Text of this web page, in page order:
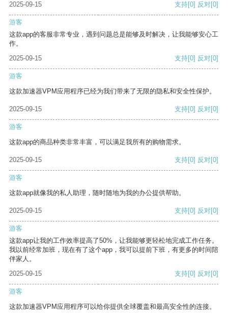
2025-09-15
支持[0] 反对[0]
游客
这款app的客服非常专业，遇到问题总是能够及时解决，让我能够安心工
作。
2025-09-15
支持[0] 反对[0]
游客
这款加速器VPM应用程序已经为我们带来了无限的隐私和安全性保护。
2025-09-15 支持[0] 反对[0]
游客
这款app的商品种类非常丰富，可以满足我所有的购物需求。
2025-09-15 支持[0] 反对[0]
游客
这款app就像我的私人助理，随时随地为我的办公提供帮助。
2025-09-15 支持[0] 反对[0]
游客
这款app让我的工作效率提高了50%，让我能够更轻松地完成工作任务。
我以前经常加班，现在有了这个app，我可以提前下班，有更多的时间陪
伴家人。
2025-09-15
支持[0] 反对[0]
游客
这款加速器VPM应用程序可以给你提供全球覆盖和最高安全性的连接。